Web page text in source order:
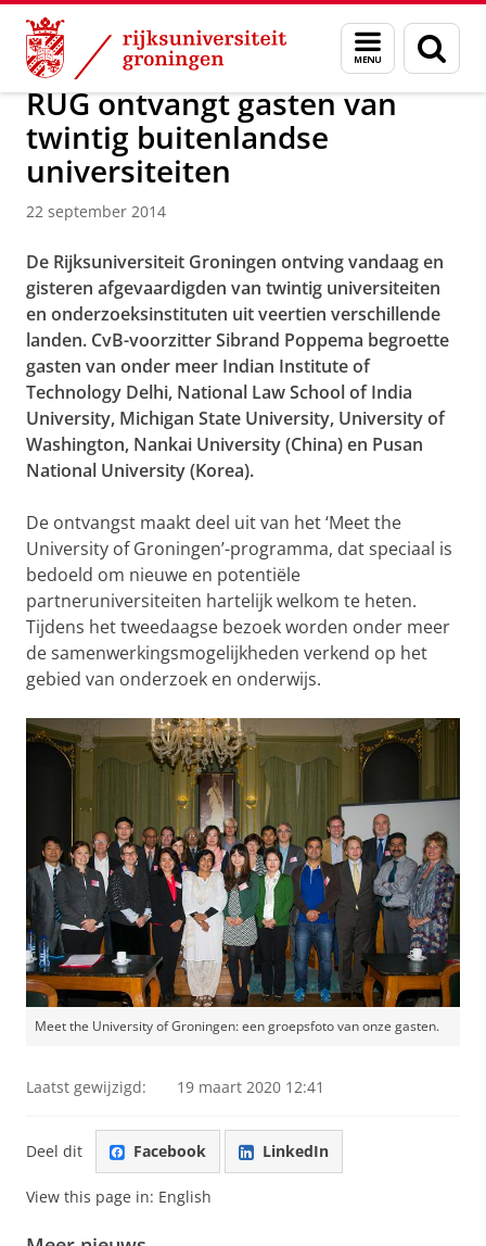
Skip
Content
Skip
Navigation
Menu
en
zoeken
Over ons Actueel Nieuws Nieuwsberichten
RUG ontvangt gasten van
twintig buitenlandse
universiteiten
22 september 2014
De Rijksuniversiteit Groningen ontving vandaag en
gisteren afgevaardigden van twintig universiteiten
en onderzoeksinstituten uit veertien verschillende
landen. CvB-voorzitter Sibrand Poppema begroette
gasten van onder meer Indian Institute of
Technology Delhi, National Law School of India
University, Michigan State University, University of
Washington, Nankai University (China) en Pusan
National University (Korea).
De ontvangst maakt deel uit van het ‘Meet the
University of Groningen’-programma, dat speciaal is
bedoeld om nieuwe en potentiële
partneruniversiteiten hartelijk welkom te heten.
Tijdens het tweedaagse bezoek worden onder meer
de samenwerkingsmogelijkheden verkend op het
gebied van onderzoek en onderwijs.
Meet the University of Groningen: een groepsfoto van onze gasten.
Laatst gewijzigd: 19 maart 2020 12:41
Deel dit Facebook LinkedIn
View this page in: English